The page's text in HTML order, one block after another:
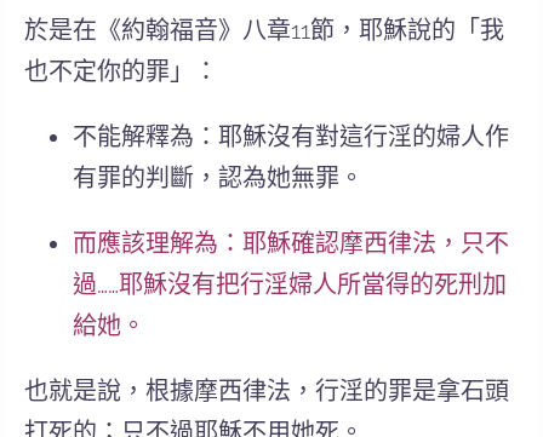
於是在《約翰福音》八章11節，耶穌說的「我
也不定你的罪」：
不能解釋為 ：耶穌沒有對這行淫的婦人作
有罪的判斷，認為她無罪。
而應該理解為：耶穌確認摩西律法，只不
過……耶穌沒有把行淫婦人所當得的死刑加
給她。
也就是說，根據摩西律法，行淫的罪是拿石頭